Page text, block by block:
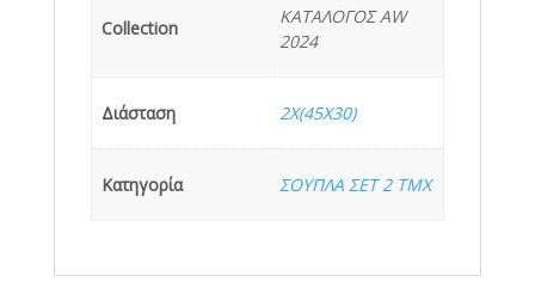
Collection
ΚΑΤΑΛΟΓΟΣ AW
2024
Διάσταση 2X(45X30)
Κατηγορία ΣΟΥΠΛΑ ΣΕΤ 2 ΤΜΧ